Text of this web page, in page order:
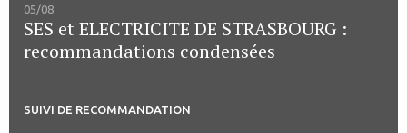
05/08
SES et ELECTRICITE DE STRASBOURG :
recommandations condensées
SUIVI DE RECOMMANDATION